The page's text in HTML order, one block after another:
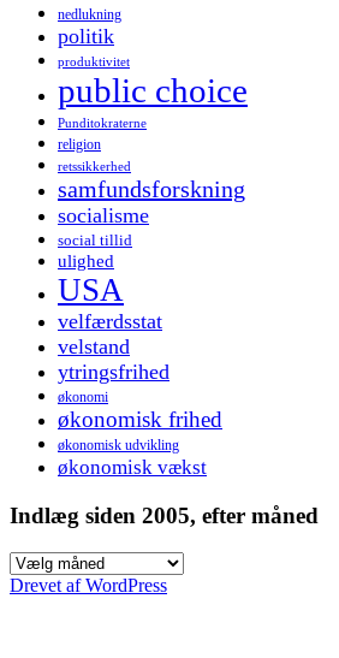
nedlukning
politik
produktivitet
public choice
Punditokraterne
religion
retssikkerhed
samfundsforskning
socialisme
social tillid
ulighed
USA
velfærdsstat
velstand
ytringsfrihed
økonomi
økonomisk frihed
økonomisk udvikling
økonomisk vækst
Indlæg siden 2005, efter måned
Indlæg
siden
Drevet af WordPress